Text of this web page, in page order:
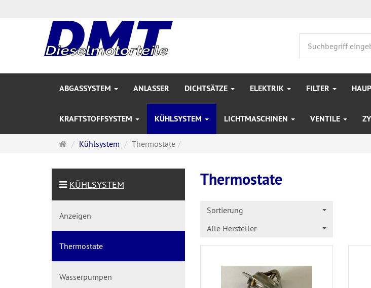
ABGASSYSTEM ANLASSER DICHTSÄTZE ELEKTRIK FILTER
KRAFTSTOFFSYSTEM KÜHLSYSTEM LICHTMASCHINEN VENTILE
Startseite
Kühlsystem Thermostate
Thermostate
Sortierung
Alle Hersteller
KÜHLSYSTEM
Anzeigen
Thermostate
Wasserpumpen